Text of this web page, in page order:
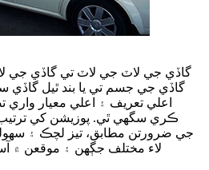
گاڏي جي لاٽ جي لاٽ تي گاڏي جي
گاڏي جي جسم تي يا بند ٿيل گاڏي
اعلي تعريف ۽ اعلي معيار
ڪري سگهي ٿي. پوزيشن کي
جي ضرورتن مطابق، تيز لچڪ ۽
لاء مختلف جڳهن ۽ موقعن ۾